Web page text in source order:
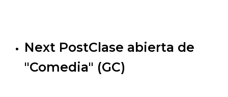
Next PostClase abierta de
"Comedia" (GC)